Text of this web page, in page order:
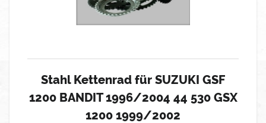
Stahl Kettenrad für SUZUKI GSF
1200 BANDIT 1996/2004 44 530 GSX
1200 1999/2002